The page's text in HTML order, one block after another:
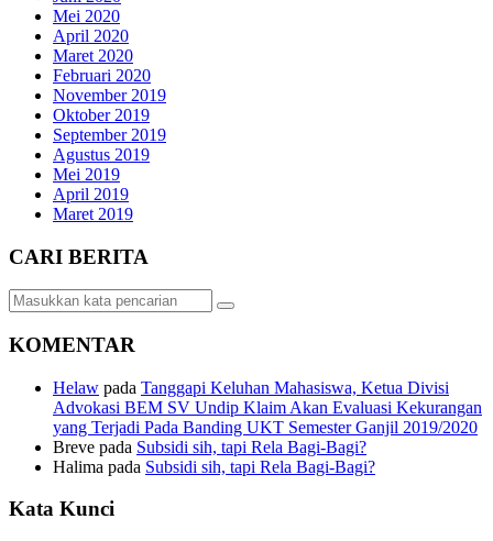
Mei 2020
April 2020
Maret 2020
Februari 2020
November 2019
Oktober 2019
September 2019
Agustus 2019
Mei 2019
April 2019
Maret 2019
CARI BERITA
KOMENTAR
Helaw pada Tanggapi Keluhan Mahasiswa, Ketua Divisi
Advokasi BEM SV Undip Klaim Akan Evaluasi Kekurangan
yang Terjadi Pada Banding UKT Semester Ganjil 2019/2020
Breve pada Subsidi sih, tapi Rela Bagi-Bagi?
Halima pada Subsidi sih, tapi Rela Bagi-Bagi?
Kata Kunci